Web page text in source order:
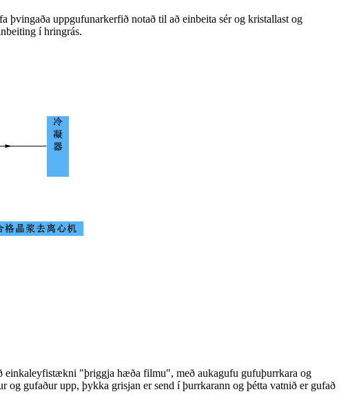
uppgufunarkerfið notað til að einbeita sér og kristallast og
í hringrás.
"þriggja hæða filmu", með aukagufu gufuþurrkara og
gufaður upp, þykka grisjan er send í þurrkarann ​​og þétta vatnið er gufað